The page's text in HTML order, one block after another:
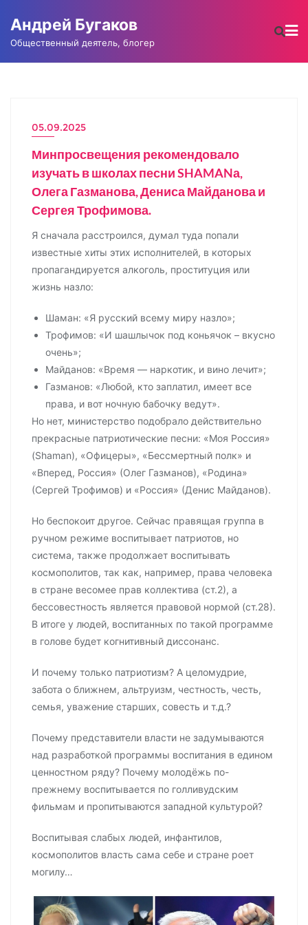
содержимому
Андрей Бугаков
Общественный деятель, блогер
НОВОСТИ
05.09.2025
Минпросвещения рекомендовало
изучать в школах песни SHAMANа,
Олега Газманова, Дениса Майданова и
Сергея Трофимова.
Я сначала расстроился, думал туда попали
известные хиты этих исполнителей, в которых
пропагандируется алкоголь, проституция или
жизнь назло:
Шаман: «Я русский всему миру назло»;
Трофимов: «И шашлычок под коньячок – вкусно
очень»;
Майданов: «Время — наркотик, и вино лечит»;
Газманов: «Любой, кто заплатил, имеет все
права, и вот ночную бабочку ведут».
Но нет, министерство подобрало действительно
прекрасные патриотические песни: «Моя Россия»
(Shaman), «Офицеры», «Бессмертный полк» и
«Вперед, Россия» (Олег Газманов), «Родина»
(Сергей Трофимов) и «Россия» (Денис Майданов).
Но беспокоит другое. Сейчас правящая группа в
ручном режиме воспитывает патриотов, но
система, также продолжает воспитывать
космополитов, так как, например, права человека
в стране весомее прав коллектива (ст.2), а
бессовестность является правовой нормой (ст.28).
В итоге у людей, воспитанных по такой программе
в голове будет когнитивный диссонанс.
И почему только патриотизм? А целомудрие,
забота о ближнем, альтруизм, честность, честь,
семья, уважение старших, совесть и т.д.?
Почему представители власти не задумываются
над разработкой программы воспитания в едином
ценностном ряду? Почему молодёжь по-
прежнему воспитывается по голливудским
фильмам и пропитываются западной культурой?
Воспитывая слабых людей, инфантилов,
космополитов власть сама себе и стране роет
могилу…